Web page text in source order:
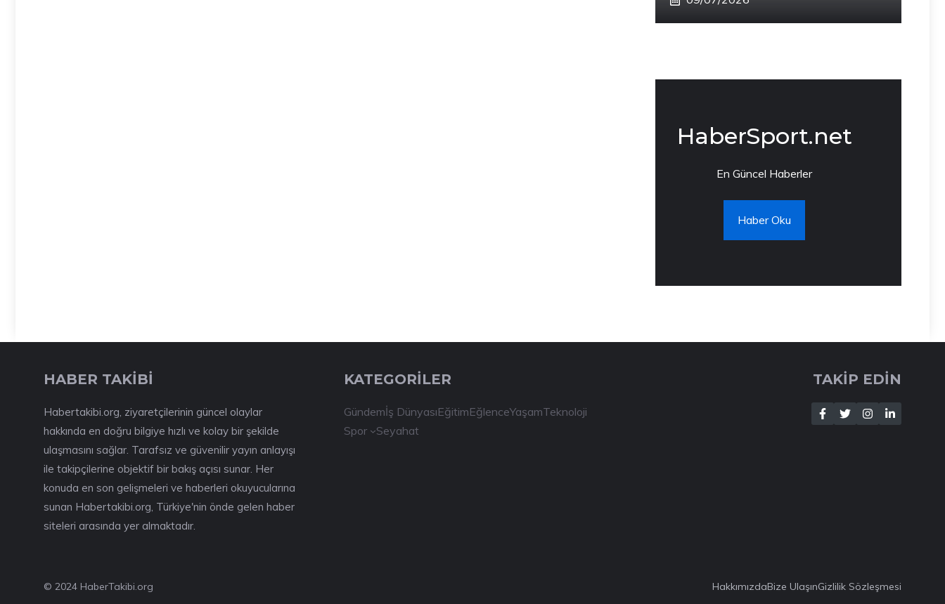
HaberSport.net
En Güncel Haberler
Haber Oku
HABER TAKİBİ
Habertakibi.org, ziyaretçilerinin güncel olaylar
hakkında en doğru bilgiye hızlı ve kolay bir şekilde
ulaşmasını sağlar. Tarafsız ve güvenilir yayın anlayışı
ile takipçilerine objektif bir bakış açısı sunar. Her
konuda en son gelişmeleri ve haberleri okuyucularına
sunan Habertakibi.org, Türkiye'nin önde gelen haber
siteleri arasında yer almaktadır.
KATEGORİLER
Gündemİş DünyasıEğitimEğlenceYaşamTeknoloji
Spor
Seyahat
TAKİP EDİN
© 2024 HaberTakibi.org HakkımızdaBize UlaşınGizlilik Sözleşmesi